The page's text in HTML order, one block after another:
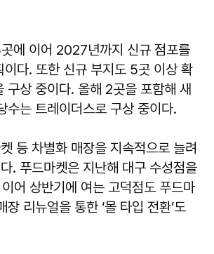
에 이어 2027년까지 신규 점포를
다. 또한 신규 부지도 5곳 이상 확
구상 중이다. 올해 2곳을 포함해 새
수는 트레이더스로 구상 중이다.
등 차별화 매장을 지속적으로 늘려
. 푸드마켓은 지난해 대구 수성점을
어 상반기에 여는 고덕점도 푸드마
장 리뉴얼을 통한 ‘몰 타입 전환’도